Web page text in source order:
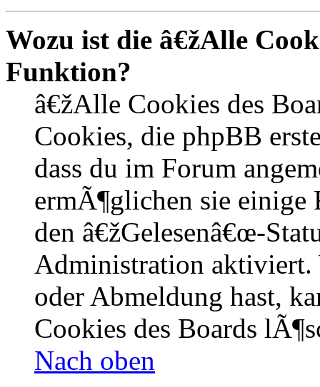
Wozu ist die â€žAlle
Funktion?
â€žAlle Cookies des
Cookies, die phpBB
dass du im Forum
ermÃ¶glichen sie einige
den â€žGelesenâ€œ-
Administration aktiviert.
oder Abmeldung hast,
Cookies des Boards
Nach oben